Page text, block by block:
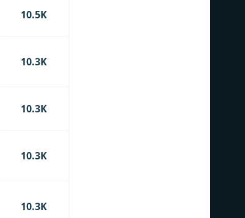
10.5K
10.3K
10.3K
10.3K
10.3K